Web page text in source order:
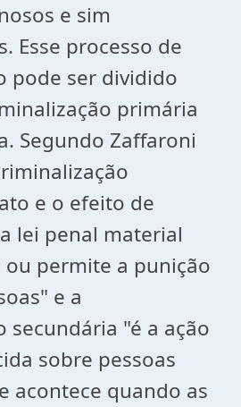
e sim
Esse processo de
pode ser dividido
primária
Segundo Zaffaroni
e o efeito de
lei penal material
permite a punição
e a
secundária "é a ação
sobre pessoas
acontece quando as